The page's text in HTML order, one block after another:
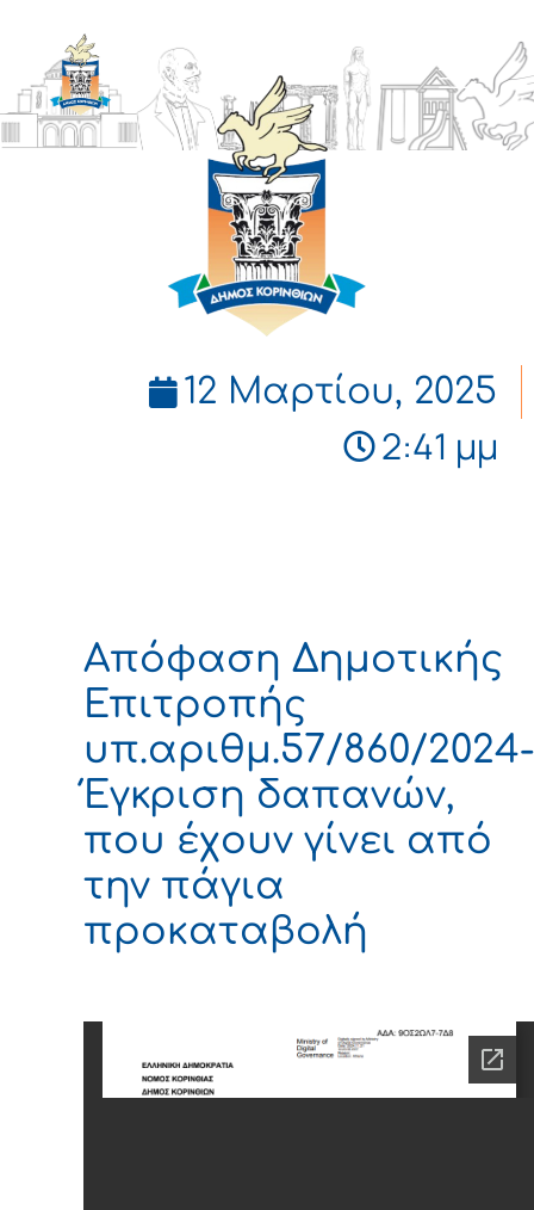
ΔΗΜΟΣ
ΚΟΡΙΝΘΙΩΝ
12 Μαρτίου, 2025
2:41 μμ
Απόφαση Δημοτικής
Επιτροπής
υπ.αριθμ.57/860/2024-
Έγκριση δαπανών,
που έχουν γίνει από
την πάγια
προκαταβολή